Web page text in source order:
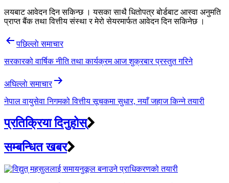
लयबाट आवेदन दिन सकिन्छ । यसका साथै धितोपत्र बोर्डबाट आस्वा अनुमति
प्राप्त बैंक तथा वित्तीय संस्था र मेरो सेयरमार्फत आवेदन दिन सकिनेछ ।
Post
navigation
पछिल्लाे समाचार
सरकारको वार्षिक नीति तथा कार्यक्रम आज शुक्रबार प्रस्तुत गरिने
अघिल्लाे समाचार
नेपाल वायुसेवा निगमको वित्तीय सूचकमा सुधार, नयाँ जहाज किन्ने तयारी
प्रतिक्रिया दिनुहोस्
सम्बन्धित खबर